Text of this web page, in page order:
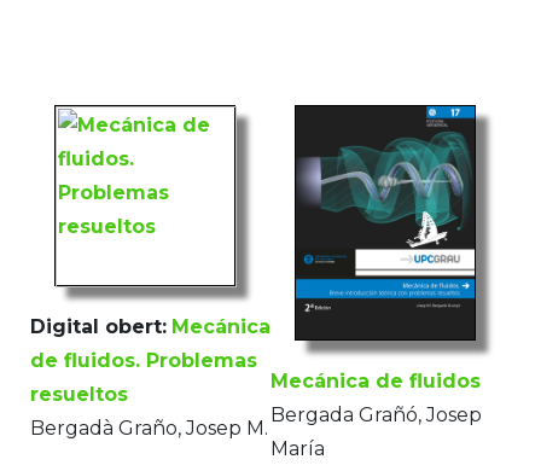
Digital obert: Mecánica
de fluidos. Problemas
resueltos
Bergadà Graño, Josep M.
Mecánica de fluidos
Bergada Grañó, Josep
María